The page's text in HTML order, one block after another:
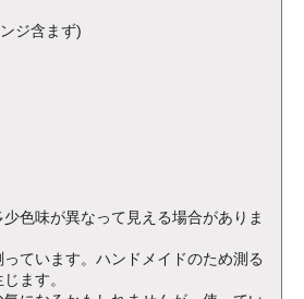
ジ含まず)
少色味が異なって見える場合がありま
っています。ハンドメイドのため測る
ます。